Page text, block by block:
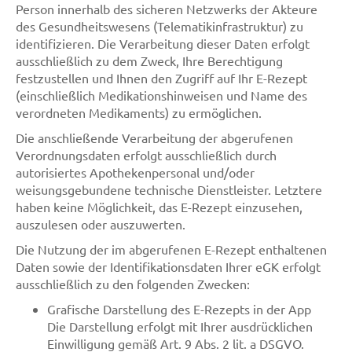
Person innerhalb des sicheren Netzwerks der Akteure
des Gesundheitswesens (Telematikinfrastruktur) zu
identifizieren. Die Verarbeitung dieser Daten erfolgt
ausschließlich zu dem Zweck, Ihre Berechtigung
festzustellen und Ihnen den Zugriff auf Ihr E-Rezept
(einschließlich Medikationshinweisen und Name des
verordneten Medikaments) zu ermöglichen.
Die anschließende Verarbeitung der abgerufenen
Verordnungsdaten erfolgt ausschließlich durch
autorisiertes Apothekenpersonal und/oder
weisungsgebundene technische Dienstleister. Letztere
haben keine Möglichkeit, das E-Rezept einzusehen,
auszulesen oder auszuwerten.
Die Nutzung der im abgerufenen E-Rezept enthaltenen
Daten sowie der Identifikationsdaten Ihrer eGK erfolgt
ausschließlich zu den folgenden Zwecken:
Grafische Darstellung des E-Rezepts in der App
Die Darstellung erfolgt mit Ihrer ausdrücklichen
Einwilligung gemäß Art. 9 Abs. 2 lit. a DSGVO.